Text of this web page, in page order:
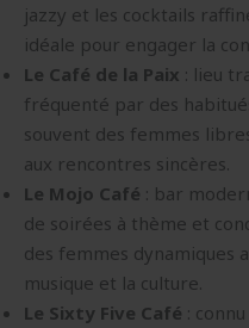
jazzy et les cocktails
idéale pour engager la
Le Café de la Paix : lieu
fréquenté par des
souvent des femmes
aux rencontres sincères.
Le Mojo Café : bar
de soirées à thème et
des femmes dynamiques
musique et la culture.
Le Sixty Five Café :